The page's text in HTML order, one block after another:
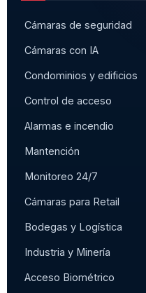
Cámaras de seguridad
Cámaras con IA
Condominios y edificios
Control de acceso
Alarmas e incendio
Mantención
Monitoreo 24/7
Cámaras para Retail
Bodegas y Logística
Industria y Minería
Acceso Biométrico